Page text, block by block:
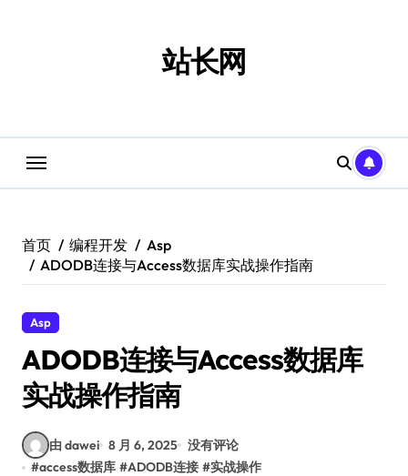
站长网
首页 编程开发
Asp
ADODB连接与Access数据库实战操作指南
Asp
ADODB连接与Access数据库
实战操作指南
由 dawei 8 月 6, 2025 没有评论
#access数据库 #ADODB连接 #实战操作